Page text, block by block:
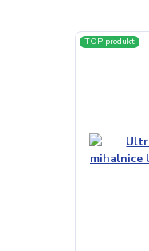
TOP produkt